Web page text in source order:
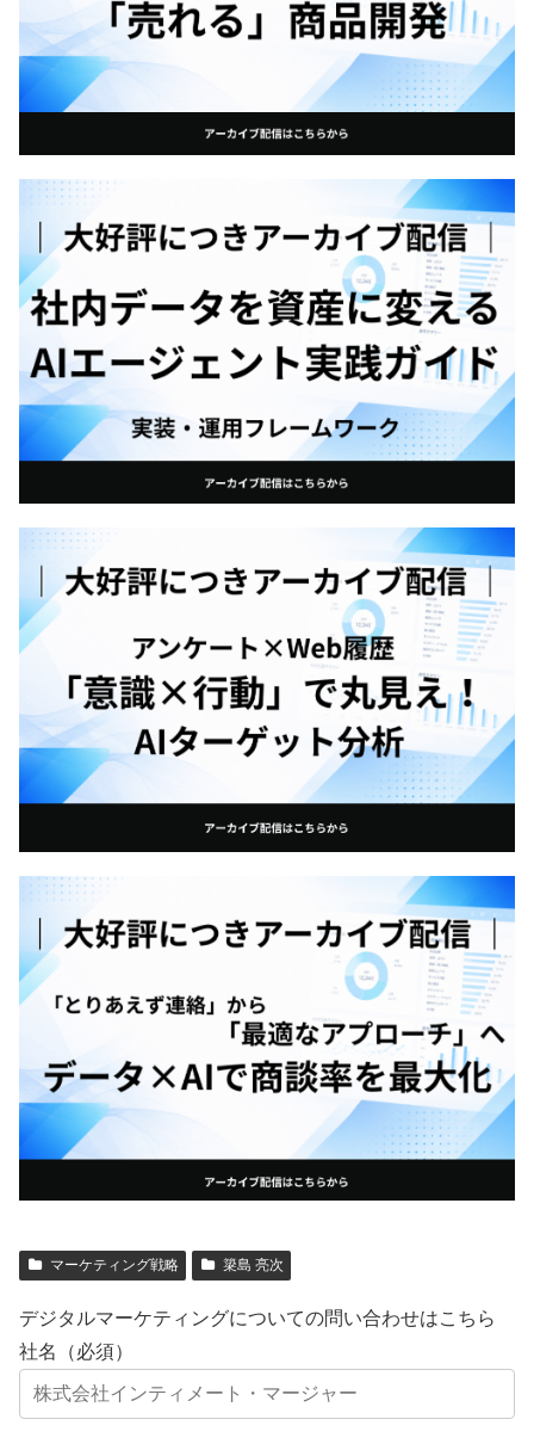
マーケティング戦略 簗島 亮次
デジタルマーケティングについての問い合わせはこちら
社名（必須）